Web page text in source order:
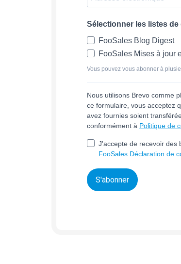
Sélectionner les listes
FooSales Blog Digest
FooSales Mises à jour
Vous pouvez vous abonner à
Nous utilisons Brevo comme
ce formulaire, vous acceptez
avez fournies soient
conformément à Politique de
J'accepte de recevoir des
FooSales Déclaration de
S'abonner